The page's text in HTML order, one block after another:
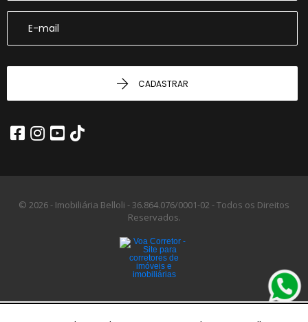
CADASTRAR
© 2026 - Imobiliária Belloli -36.864.076/0001-02 -Todos os Direitos
Reservados.